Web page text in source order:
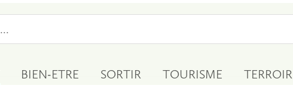
BIEN-ETRE SORTIR TOURISME TERROIR